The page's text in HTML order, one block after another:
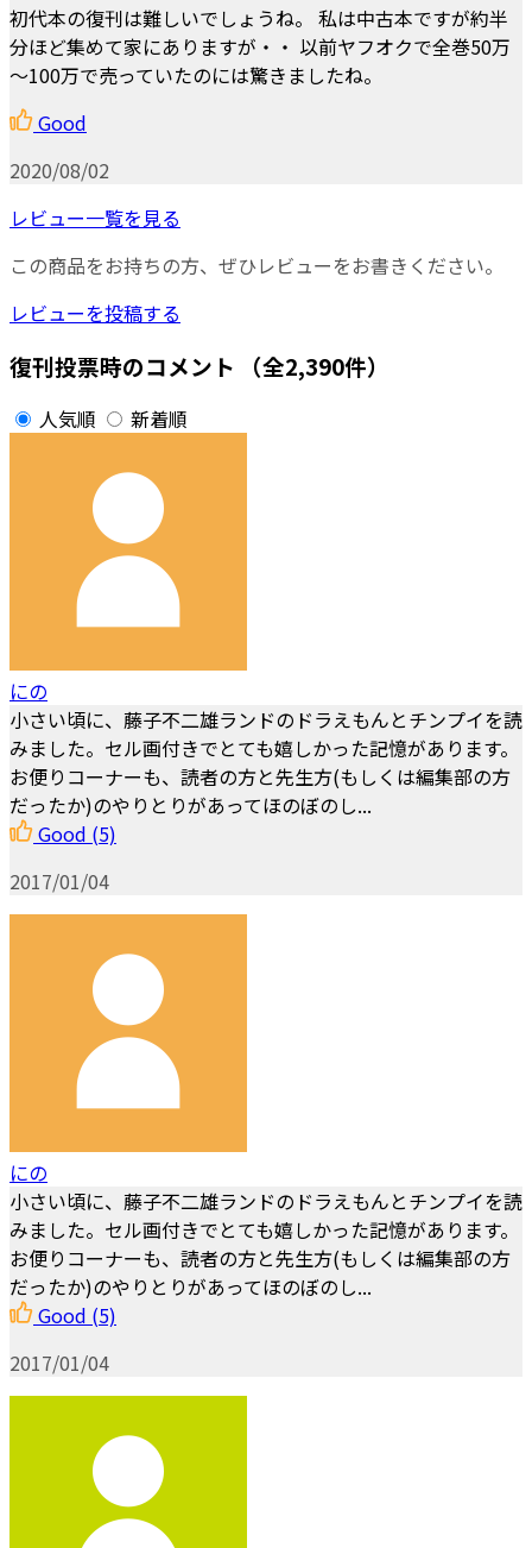
初代本の復刊は難しいでしょうね。 私は中古本ですが約半
分ほど集めて家にありますが・・ 以前ヤフオクで全巻50万
～100万で売っていたのには驚きましたね。
Good
2020/08/02
レビュー一覧を見る
この商品をお持ちの方、ぜひレビューをお書きください。
レビューを投稿する
復刊投票時のコメント （全2,390件）
人気順 新着順
にの
小さい頃に、藤子不二雄ランドのドラえもんとチンプイを読
みました。セル画付きでとても嬉しかった記憶があります。
お便りコーナーも、読者の方と先生方(もしくは編集部の方
だったか)のやりとりがあってほのぼのし...
Good (5)
2017/01/04
にの
小さい頃に、藤子不二雄ランドのドラえもんとチンプイを読
みました。セル画付きでとても嬉しかった記憶があります。
お便りコーナーも、読者の方と先生方(もしくは編集部の方
だったか)のやりとりがあってほのぼのし...
Good (5)
2017/01/04